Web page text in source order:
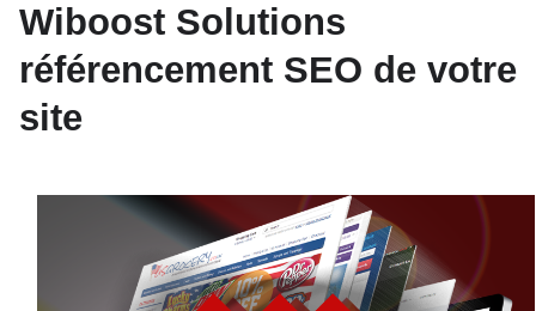
Wiboost Solutions
référencement SEO de votre
site